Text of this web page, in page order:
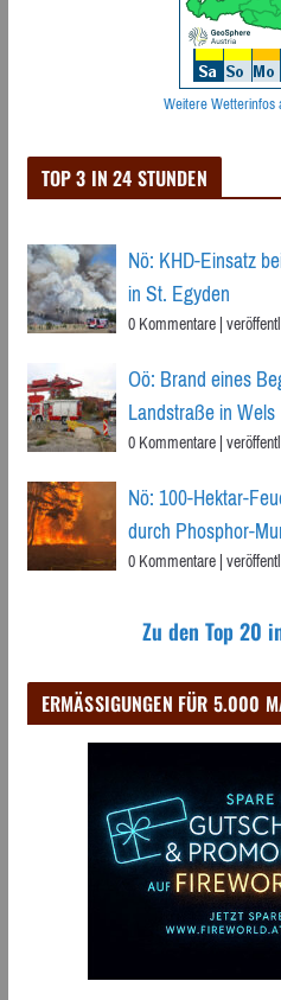
Weitere
TOP 3 IN 24 STUNDEN
Nö: KHD-Einsatz
in St. Egyden
0 Kommentare|
Oö: Brand eines
Landstraße in Wels
0 Kommentare|
Nö: 100-Hektar-
durch Phosphor-
0 Kommentare|
Zu den Top 20
ERMÄSSIGUNGEN FÜR 5.000